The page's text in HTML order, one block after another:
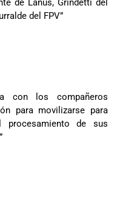
del FPV”
con los compañeros
para movilizarse para
de sus